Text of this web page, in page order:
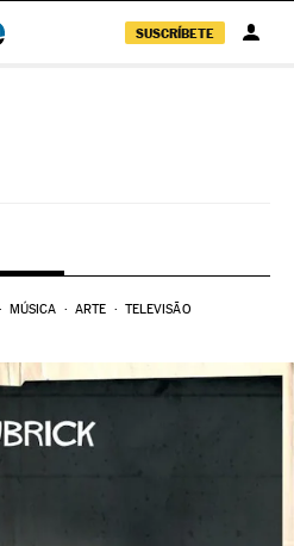
SUSCRÍBETE
MÚSICA ARTE TELEVISÃO